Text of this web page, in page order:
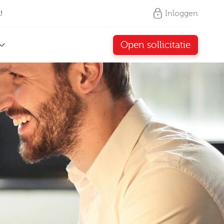
Inloggen
Open sollicitatie